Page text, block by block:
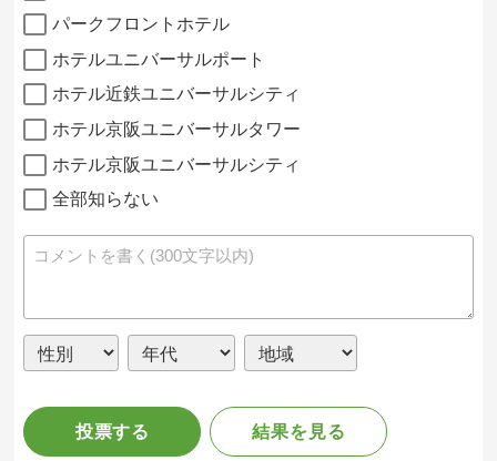
パークフロントホテル
ホテルユニバーサルポート
ホテル近鉄ユニバーサルシティ
ホテル京阪ユニバーサルタワー
ホテル京阪ユニバーサルシティ
全部知らない
投票する 結果を見る